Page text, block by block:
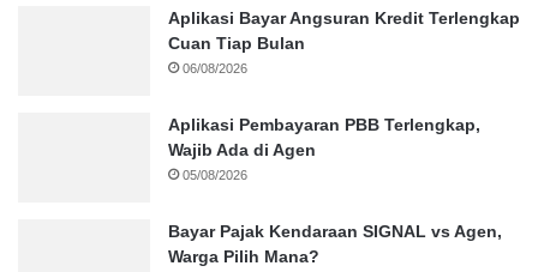
Aplikasi Bayar Angsuran Kredit Terlengkap
Cuan Tiap Bulan
06/08/2026
Aplikasi Pembayaran PBB Terlengkap,
Wajib Ada di Agen
05/08/2026
Bayar Pajak Kendaraan SIGNAL vs Agen,
Warga Pilih Mana?